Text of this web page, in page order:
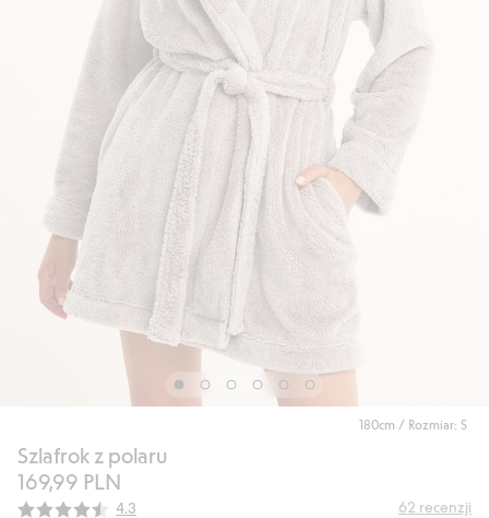
180cm / Rozmiar: S
Szlafrok z polaru
169,99 PLN
Średnia ocena:
4.3 62 recenzji